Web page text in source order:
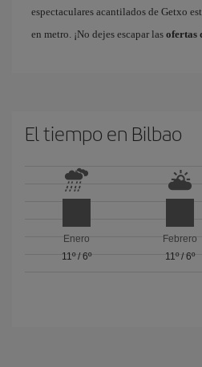
espectaculares acantilados de Getxo
en metro. ¡No dejes escapar las ofertas
El tiempo en Bilbao
Enero
11º/ 6º
Febrero
11º/ 6º